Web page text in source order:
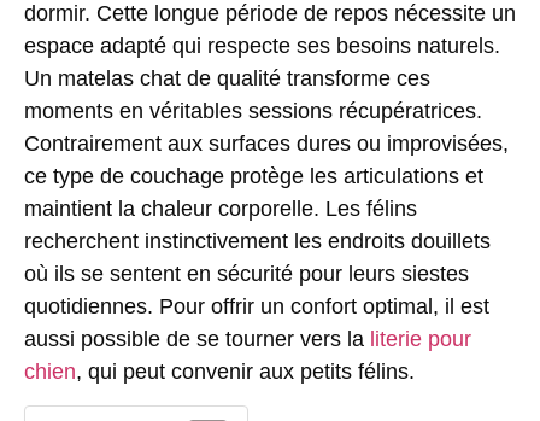
dormir. Cette longue période de repos nécessite un
espace adapté qui respecte ses besoins naturels.
Un matelas chat de qualité transforme ces
moments en véritables sessions récupératrices.
Contrairement aux surfaces dures ou improvisées,
ce type de couchage protège les articulations et
maintient la chaleur corporelle. Les félins
recherchent instinctivement les endroits douillets
où ils se sentent en sécurité pour leurs siestes
quotidiennes. Pour offrir un confort optimal, il est
aussi possible de se tourner vers la literie pour
chien, qui peut convenir aux petits félins.